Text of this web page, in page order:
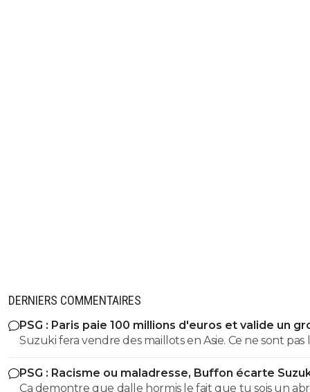
DERNIERS COMMENTAIRES
PSG : Paris paie 100 millions d'euros et valide un
départ
Suzuki fera vendre des maillots en Asie. Ce ne sont pas
russes qui acheteront ceux de Safonov ni les europeens
ceux de Chevalier. Quant aux autres acheteurs ils s’en
PSG : Racisme ou maladresse, Buffon écarte
Ca demontre que dalle hormis le fait que tu sois un